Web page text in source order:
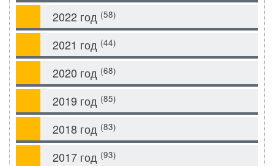
2022 год (58)
2021 год (44)
2020 год (68)
2019 год (85)
2018 год (83)
2017 год (93)